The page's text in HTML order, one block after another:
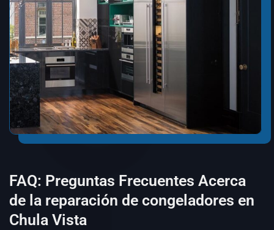
FAQ: Preguntas Frecuentes Acerca
de la reparación de congeladores en
Chula Vista